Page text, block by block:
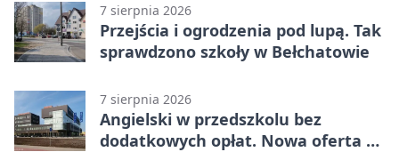
7 sierpnia 2026
Przejścia i ogrodzenia pod lupą. Tak
sprawdzono szkoły w Bełchatowie
7 sierpnia 2026
Angielski w przedszkolu bez
dodatkowych opłat. Nowa oferta w